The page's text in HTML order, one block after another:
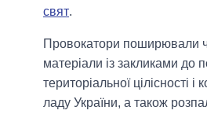
свят.
Провокатори поширювали
матеріали із закликами до
територіальної цілісності і
ладу України, а також